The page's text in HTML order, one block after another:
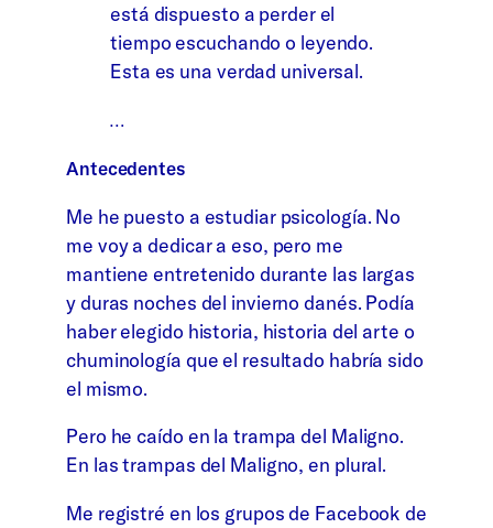
está dispuesto a perder el
tiempo escuchando o leyendo.
Esta es una verdad universal.
…
Antecedentes
Me he puesto a estudiar psicología. No
me voy a dedicar a eso, pero me
mantiene entretenido durante las largas
y duras noches del invierno danés. Podía
haber elegido historia, historia del arte o
chuminología que el resultado habría sido
el mismo.
Pero he caído en la trampa del Maligno.
En las trampas del Maligno, en plural.
Me registré en los grupos de Facebook de